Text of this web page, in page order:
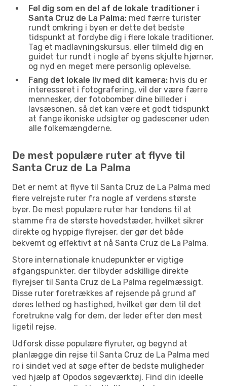
Føl dig som en del af de lokale traditioner i
Santa Cruz de La Palma: med færre turister
rundt omkring i byen er dette det bedste
tidspunkt at fordybe dig i flere lokale traditioner.
Tag et madlavningskursus, eller tilmeld dig en
guidet tur rundt i nogle af byens skjulte hjørner,
og nyd en meget mere personlig oplevelse.
Fang det lokale liv med dit kamera: hvis du er
interesseret i fotografering, vil der være færre
mennesker, der fotobomber dine billeder i
lavsæsonen, så det kan være et godt tidspunkt
at fange ikoniske udsigter og gadescener uden
alle folkemængderne.
De mest populære ruter at flyve til
Santa Cruz de La Palma
Det er nemt at flyve til Santa Cruz de La Palma med
flere velrejste ruter fra nogle af verdens største
byer. De mest populære ruter har tendens til at
stamme fra de største hovedstæder, hvilket sikrer
direkte og hyppige flyrejser, der gør det både
bekvemt og effektivt at nå Santa Cruz de La Palma.
Store internationale knudepunkter er vigtige
afgangspunkter, der tilbyder adskillige direkte
flyrejser til Santa Cruz de La Palma regelmæssigt.
Disse ruter foretrækkes af rejsende på grund af
deres lethed og hastighed, hvilket gør dem til det
foretrukne valg for dem, der leder efter den mest
ligetil rejse.
Udforsk disse populære flyruter, og begynd at
planlægge din rejse til Santa Cruz de La Palma med
ro i sindet ved at søge efter de bedste muligheder
ved hjælp af Opodos søgeværktøj. Find din ideelle